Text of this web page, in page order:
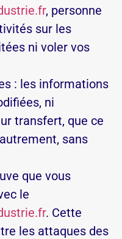
, personne
sur les
ni voler vos
: les informations
ni
transfert, que ce
sans
que vous
le
. Cette
les attaques des